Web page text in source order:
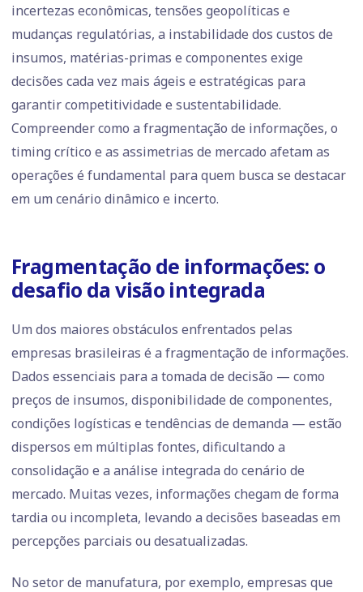
incertezas econômicas, tensões geopolíticas e
mudanças regulatórias, a instabilidade dos custos de
insumos, matérias-primas e componentes exige
decisões cada vez mais ágeis e estratégicas para
garantir competitividade e sustentabilidade.
Compreender como a fragmentação de informações, o
timing crítico e as assimetrias de mercado afetam as
operações é fundamental para quem busca se destacar
em um cenário dinâmico e incerto.
Fragmentação de informações: o
desafio da visão integrada
Um dos maiores obstáculos enfrentados pelas
empresas brasileiras é a fragmentação de informações.
Dados essenciais para a tomada de decisão — como
preços de insumos, disponibilidade de componentes,
condições logísticas e tendências de demanda — estão
dispersos em múltiplas fontes, dificultando a
consolidação e a análise integrada do cenário de
mercado. Muitas vezes, informações chegam de forma
tardia ou incompleta, levando a decisões baseadas em
percepções parciais ou desatualizadas.
No setor de manufatura, por exemplo, empresas que